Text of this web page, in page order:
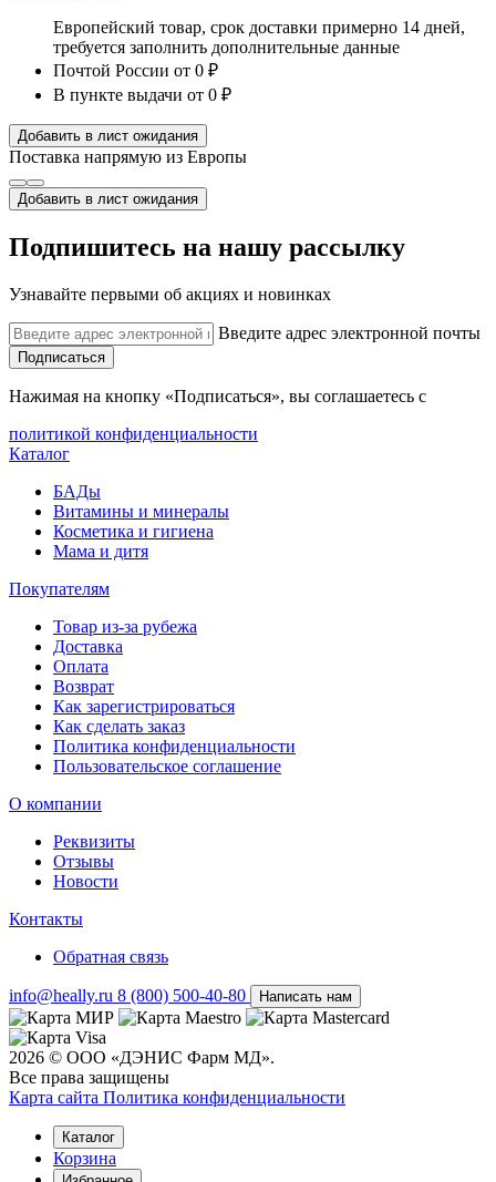
Европейский товар, срок доставки примерно 14 дней,
требуется заполнить дополнительные данные
Почтой России от 0 ₽
В пункте выдачи от 0 ₽
Добавить в лист ожидания
Поставка напрямую из Европы
Добавить в лист ожидания
Подпишитесь на нашу рассылку
Узнавайте первыми об акциях и новинках
Введите адрес электронной почты
Подписаться
Нажимая на кнопку «Подписаться», вы соглашаетесь с
политикой конфиденциальности
Каталог
БАДы
Витамины и минералы
Косметика и гигиена
Мама и дитя
Покупателям
Товар из-за рубежа
Доставка
Оплата
Возврат
Как зарегистрироваться
Как сделать заказ
Политика конфиденциальности
Пользовательское соглашение
О компании
Реквизиты
Отзывы
Новости
Контакты
Обратная связь
info@heally.ru 8 (800) 500-40-80 Написать нам
2026 © ООО «ДЭНИС Фарм МД».
Все права защищены
Карта сайта Политика конфиден­циальности
Каталог
Корзина